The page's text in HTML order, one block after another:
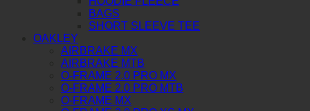
BAGS
SHORT SLEEVE TEE
OAKLEY
AIRBRAKE MX
AIRBRAKE MTB
O-FRAME 2.0 PRO MX
O-FRAME 2.0 PRO MTB
O-FRAME MX